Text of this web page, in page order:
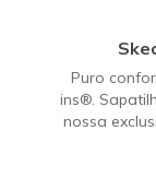
Puro
ins®.
nossa